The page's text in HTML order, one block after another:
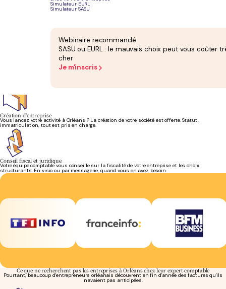
Simulateur EURL
Simulateur SASU
Webinaire recommandé
SASU ou EURL : le mauvais choix peut vous coûter
cher
Je m'inscris
Le bilan annuel attesté et la liasse fiscale sont inclus dans votre forfait. Aucun supplément
Facturation électronique (PDP)
Création d'entreprise
Vous lancez votre activité à Orléans ? La création de votre société est offerte. Statut,
immatriculation, tout est pris en charge.
Conseil fiscal et juridique
Votre équipe comptable vous conseille sur la fiscalité de votre entreprise et les choix
structurants. En visio ou par messagerie, quand vous en avez besoin.
Ce que ne recherchent pas les entreprises à Orléans chez leur expert-comptable
Pourtant, beaucoup d'entrepreneurs orléanais découvrent en fin d'année des factures qu'ils
n'avaient pas anticipées.